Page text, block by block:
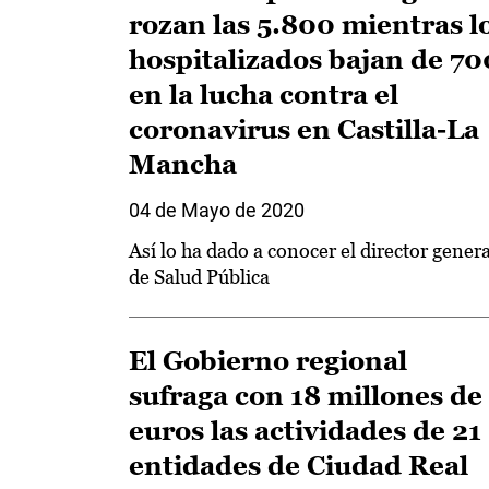
rozan las 5.800 mientras
hospitalizados bajan de
en la lucha contra el
coronavirus en Castilla-La
Mancha
04 de Mayo de 2020
Así lo ha dado a conocer el director
de Salud Pública
El Gobierno regional
sufraga con 18 millones de
euros las actividades de 21
entidades de Ciudad Real